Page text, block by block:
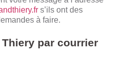
s’ils ont des
à faire.
par courrier